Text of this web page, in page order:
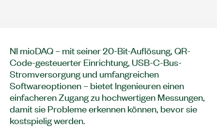
NI mioDAQ – mit seiner 20-Bit-Auflösung, QR-
Code-gesteuerter Einrichtung, USB-C-Bus-
Stromversorgung und umfangreichen
Softwareoptionen – bietet Ingenieuren einen
einfacheren Zugang zu hochwertigen Messungen,
damit sie Probleme erkennen können, bevor sie
kostspielig werden.